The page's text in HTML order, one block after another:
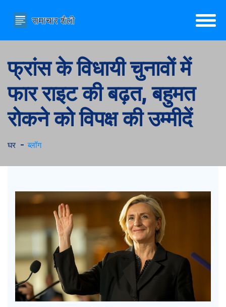
फ्रांस के विधायी चुनावों में
फार राइट की बढ़त, बहुमत
रोकने को विपक्ष की उम्मीदें
घर ब्लॉग